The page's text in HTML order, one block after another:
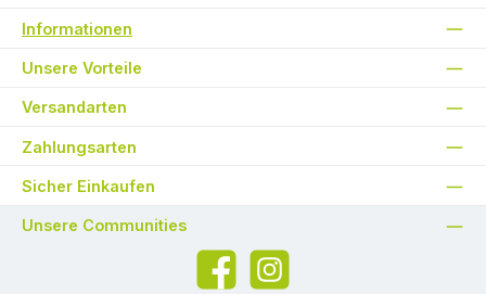
Informationen
Unsere Vorteile
Versandarten
Zahlungsarten
Sicher Einkaufen
Unsere Communities
FacebookInstagram